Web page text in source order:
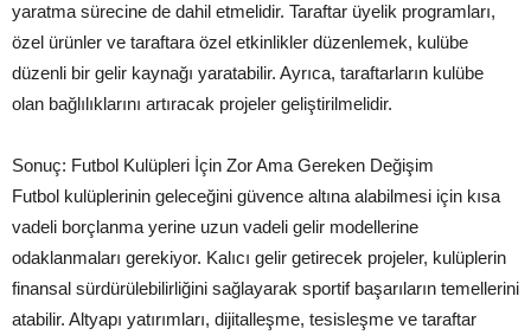
yaratma sürecine de dahil etmelidir. Taraftar üyelik programları,
özel ürünler ve taraftara özel etkinlikler düzenlemek, kulübe
düzenli bir gelir kaynağı yaratabilir. Ayrıca, taraftarların kulübe
olan bağlılıklarını artıracak projeler geliştirilmelidir.
Sonuç: Futbol Kulüpleri İçin Zor Ama Gereken Değişim
Futbol kulüplerinin geleceğini güvence altına alabilmesi için kısa
vadeli borçlanma yerine uzun vadeli gelir modellerine
odaklanmaları gerekiyor. Kalıcı gelir getirecek projeler, kulüplerin
finansal sürdürülebilirliğini sağlayarak sportif başarıların temellerini
atabilir. Altyapı yatırımları, dijitalleşme, tesisleşme ve taraftar